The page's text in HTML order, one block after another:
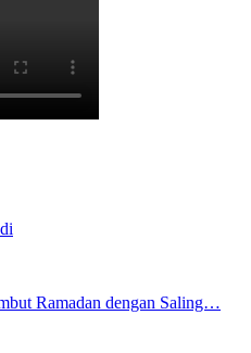
Ramadan dengan Saling…